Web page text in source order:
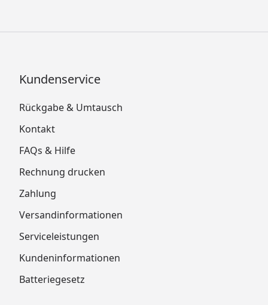
Kundenservice
Rückgabe & Umtausch
Kontakt
FAQs & Hilfe
Rechnung drucken
Zahlung
Versandinformationen
Serviceleistungen
Kundeninformationen
Batteriegesetz